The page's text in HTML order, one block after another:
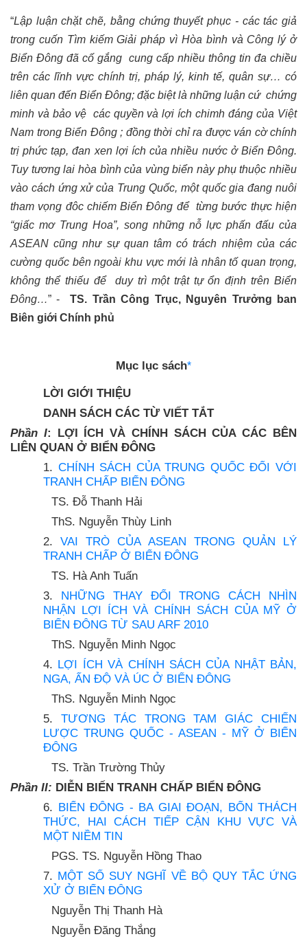
“Lập luận chặt chẽ, bằng chứng thuyết phục - các tác giả
trong cuốn Tìm kiếm Giải pháp vì Hòa bình và Công lý ở
Biển Đông đã cố gắng cung cấp nhiều thông tin đa chiều
trên các lĩnh vực chính trị, pháp lý, kinh tế, quân sự… có
liên quan đến Biển Đông; đặc biệt là những luận cứ chứng
minh và bảo vệ
các quyền và lợi ích chimh đáng của Việt
Nam trong Biển Đông ; đồng thời chỉ ra được ván cờ chính
trị phức tạp, đan xen lợi ích của nhiều nước ở Biển Đông.
Tuy tương lai hòa bình của vùng biển này phụ thuộc nhiều
vào cách ứng xử của Trung Quốc, một quốc gia đang nuôi
tham vọng đôc chiếm Biển Đông để
từng bước thực hiện
“giấc mơ Trung Hoa”, song những nỗ lực phấn đấu của
ASEAN cũng như sự quan tâm có trách nhiệm của các
cường quốc bên ngoài khu vực mới là nhân tố quan trọng,
không thể thiếu để
duy trì một trật tự ổn định trên Biển
Đông…” -TS. Trần Công Trục, Nguyên Trưởng ban
Biên giới Chính phủ
Mục lục sách*
LỜI GIỚI THIỆU
DANH SÁCH CÁC TỪ VIẾT TẮT
Phần I: LỢI ÍCH VÀ CHÍNH SÁCH CỦA CÁC BÊN
LIÊN QUAN Ở BIỂN ĐÔNG
1. CHÍNH SÁCH CỦA TRUNG QUỐC ĐỐI VỚI
TRANH CHẤP BIỂN ĐÔNG
TS. Đỗ Thanh Hải
ThS. Nguyễn Thùy Linh
2.VAI TRÒ CỦA ASEAN TRONG QUẢN LÝ
TRANH CHẤP Ở BIỂN ĐÔNG
TS. Hà Anh Tuấn
3. NHỮNG THAY ĐỔI TRONG CÁCH NHÌN
NHẬN LỢI ÍCH VÀ CHÍNH SÁCH CỦA MỸ Ở
BIỂN ĐÔNG TỪ SAU ARF 2010
ThS. Nguyễn Minh Ngọc
4. LỢI ÍCH VÀ CHÍNH SÁCH CỦA NHẬT BẢN,
NGA, ẤN ĐỘ VÀ ÚC Ở BIỂN ĐÔNG
ThS. Nguyễn Minh Ngọc
5. TƯƠNG TÁC TRONG TAM GIÁC CHIẾN
LƯỢC TRUNG QUỐC - ASEAN - MỸ Ở BIỂN
ĐÔNG
TS. Trần Trường Thủy
Phần II: DIỄN BIẾN TRANH CHẤP BIỂN ĐÔNG
6. BIỂN ĐÔNG - BA GIAI ĐOẠN, BỐN THÁCH
THỨC, HAI CÁCH TIẾP CẬN KHU VỰC VÀ
MỘT NIỀM TIN
PGS. TS. Nguyễn Hồng Thao
7. MỘT SỐ SUY NGHĨ VỀ BỘ QUY TẮC ỨNG
XỬ Ở BIỂN ĐÔNG
Nguyễn Thị Thanh Hà
Nguyễn Đăng Thắng